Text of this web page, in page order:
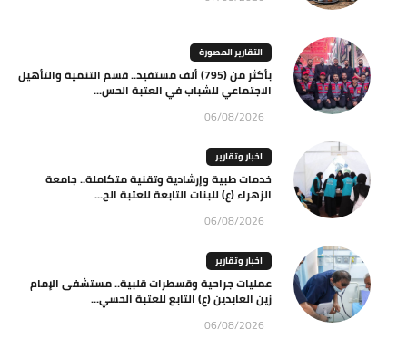
التقارير المصورة
بأكثر من (795) ألف مستفيد.. قسم التنمية والتأهيل
الاجتماعي للشباب في العتبة الحس...
06/08/2026
اخبار وتقارير
خدمات طبية وإرشادية وتقنية متكاملة.. جامعة
الزهراء (ع) للبنات التابعة للعتبة الح...
06/08/2026
اخبار وتقارير
عمليات جراحية وقسطرات قلبية.. مستشفى الإمام
زين العابدين (ع) التابع للعتبة الحسي...
06/08/2026